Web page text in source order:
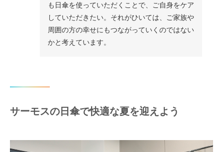
も日傘を使っていただくことで、ご自身をケア
していただきたい。それがひいては、ご家族や
周囲の方の幸せにもつながっていくのではない
かと考えています。
サーモスの日傘で快適な夏を迎えよう